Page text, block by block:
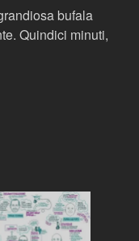
bufala
Quindici minuti,